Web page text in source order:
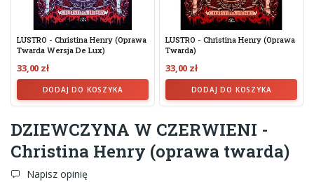
LUSTRO - Christina Henry (oprawa
Twarda Wersja De Lux)
33,00 zł
DODAJ DO KOSZYKA
LUSTRO - Christina Henry (oprawa
Twarda)
33,00 zł
DODAJ DO KOSZYKA
DZIEWCZYNA W CZERWIENI -
Christina Henry (oprawa twarda)
Napisz opinię